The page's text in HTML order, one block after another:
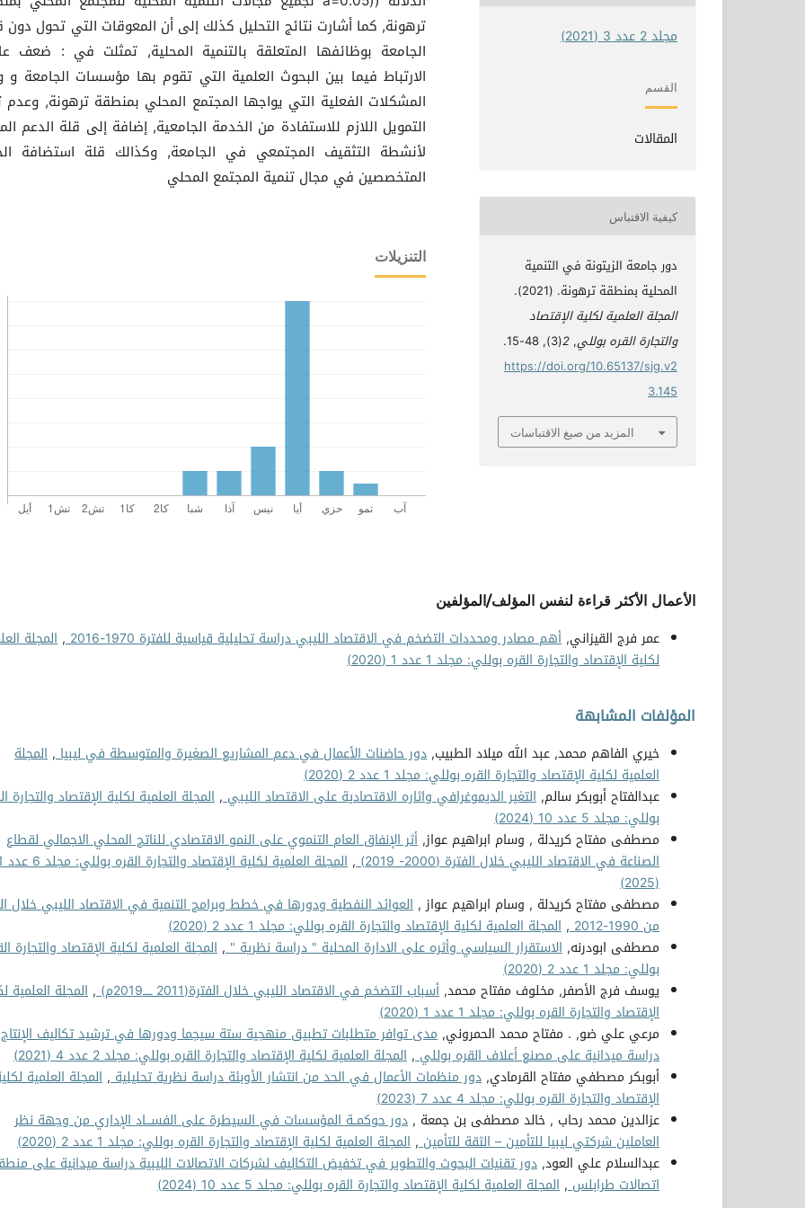
ترهونة, كما أشارت نتائج التحليل كذلك إلى أن المعوقات التي تحول دون
الجامعة بوظائفها المتعلقة بالتنمية المحلية, تمثلت في : ضعف
الارتباط فيما بين البحوث العلمية التي تقوم بها مؤسسات الجامعة و
المشكلات الفعلية التي يواجها المجتمع المحلي بمنطقة ترهونة, وعدم
التمويل اللازم للاستفادة من الخدمة الجامعية, إضافة إلى قلة الدعم
لأنشطة التثقيف المجتمعي في الجامعة, وكذالك قلة استضافة
المتخصصين في مجال تنمية المجتمع المحلي
التنزيلات
مجلد 2 عدد 3 (2021)
القسم
المقالات
كيفية الاقتباس
دور جامعة الزيتونة في التنمية
المحلية بمنطقة ترهونة. (2021).
المجلة العلمية لكلية الإقتصاد
والتجارة القره بوللي,
2
(3), 48-15.
https://doi.org/10.65137/sjg.v2
3.145
المزيد من صيغ الاقتباسات
الأعمال الأكثر قراءة لنفس المؤلف/المؤلفين
عمر فرج القيزاني, أهم مصادر ومحددات التضخم في الاقتصاد الليبي دراسة تحليلية قياسية للفترة 1970-2016 , المجلة
لكلية الإقتصاد والتجارة القره بوللي: مجلد 1 عدد 1 (2020)
المؤلفات المشابهة
خيري الفاهم محمد, عبد الله ميلاد الطبيب, دور حاضنات الأعمال في دعم المشاريع الصغيرة والمتوسطة في ليبيا, المجلة
العلمية لكلية الإقتصاد والتجارة القره بوللي: مجلد 1 عدد 2 (2020)
عبدالفتاح أبوبكر سالم, التغير الديموغرافي واثاره الاقتصادية على الاقتصاد الليبي, المجلة العلمية لكلية الإقتصاد والتجارة
بوللي: مجلد 5 عدد 10 (2024)
مصطفى مفتاح كريدلة , وسام ابراهيم عواز, أثر الإنفاق العام التنموي على النمو الاقتصادي للناتج المحلي الاجمالي لقطاع
الصناعة في الاقتصاد الليبي خلال الفترة (2000- 2019)
,
المجلة
(2025)
مصطفى مفتاح كريدلة , وسام ابراهيم عواز , العوائد النفطية ودورها في خطط وبرامج التنمية في الاقتصاد الليبي خلال
من 1990-2012
, المجلة العلمية لكلية الإقتصاد والتجارة القره بوللي: مجلد 1 عدد 2 (2020)
مصطفى ابودرنه, الاستقرار السياسي وأثره على الادارة المحلية " دراسة نظرية ", المجلة العلمية لكلية الإقتصاد والتجارة
بوللي: مجلد 1 عدد 2 (2020)
يوسف فرج الأصفر, مخلوف مفتاح محمد, أسباب التضخم في الاقتصاد الليبي خلال الفترة(2011 ـــــ2019م) , المجلة العلمية
الإقتصاد والتجارة القره بوللي: مجلد 1 عدد 1 (2020)
مرعي علي ضو, . مفتاح محمد الحمروني, مدى توافر متطلبات تطبيق منهجية ستة سيجما ودورها في ترشيد تكاليف
دراسة ميدانية على مصنع أعلاف القره بوللي, المجلة العلمية لكلية الإقتصاد والتجارة القره بوللي: مجلد 2 عدد 4 (2021)
أبوبكر مصطفي مفتاح القرمادي, دور منظمات الأعمال في الحد من انتشار الأوبئة دراسة نظرية تحليلية, المجلة العلمية
الإقتصاد والتجارة القره بوللي: مجلد 4 عدد 7 (2023)
عزالدين محمد رحاب , خالد مصطفى بن جمعة , دور حوكمــة المؤسسات في السيطرة على الفســـاد الإداري من وجهة نظر
العاملين شركتي ليبيا للتأمين – الثقة للتأمين, المجلة العلمية لكلية الإقتصاد والتجارة القره بوللي: مجلد 1 عدد 2 (2020)
عبدالسلام علي العود, دور تقنيات البحوث والتطوير في تخفيض التكاليف لشركات الاتصالات الليبية دراسة ميدانية على
اتصالات طرابلس, المجلة العلمية لكلية الإقتصاد والتجارة القره بوللي: مجلد 5 عدد 10 (2024)